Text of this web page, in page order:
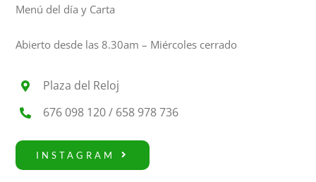
Menú del día y Carta
Abierto desde las 8.30am – Miércoles cerrado
Plaza del Reloj
676 098 120 / 658 978 736
INSTAGRAM